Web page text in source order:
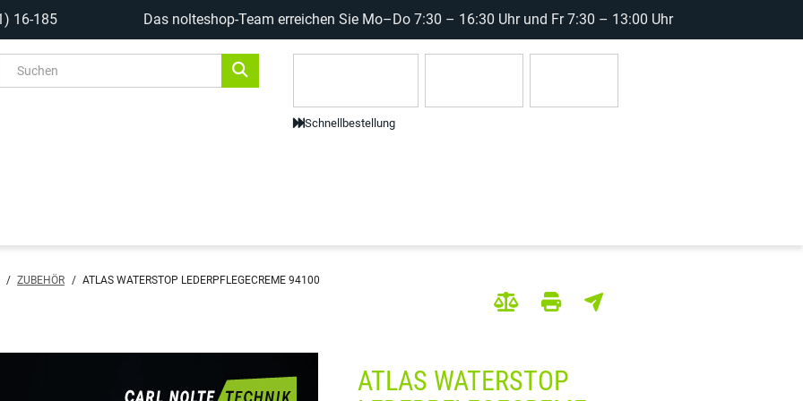
16-185 Das nolteshop-Team erreichen Sie Mo–Do 7:30 – 16:30 Uhr und Fr 7:30 – 13:00 Uhr
Schnellbestellung
/ ZUBEHÖR / ATLAS WATERSTOP LEDERPFLEGECREME 94100
ATLAS WATERSTOP